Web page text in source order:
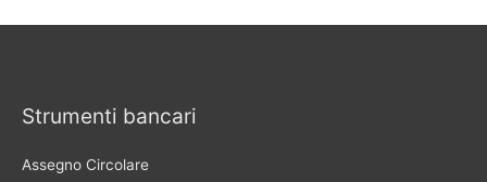
Strumenti bancari
Assegno Circolare